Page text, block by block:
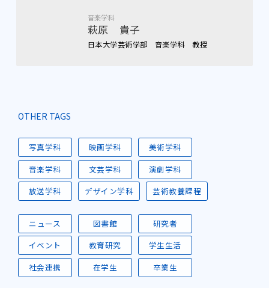
音楽学科
萩原 貴子
日本大学芸術学部 音楽学科 教授
OTHER TAGS
写真学科 映画学科
美術学科
音楽学科
文芸学科
演劇学科
放送学科
デザイン学科 芸術教養課程
ニュース 図書館
研究者
イベント
教育研究
学生生活
社会連携
在学生 卒業生